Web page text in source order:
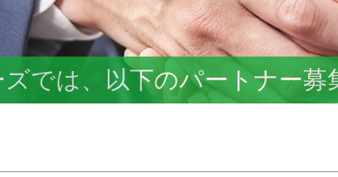
では、以下のパートナー募